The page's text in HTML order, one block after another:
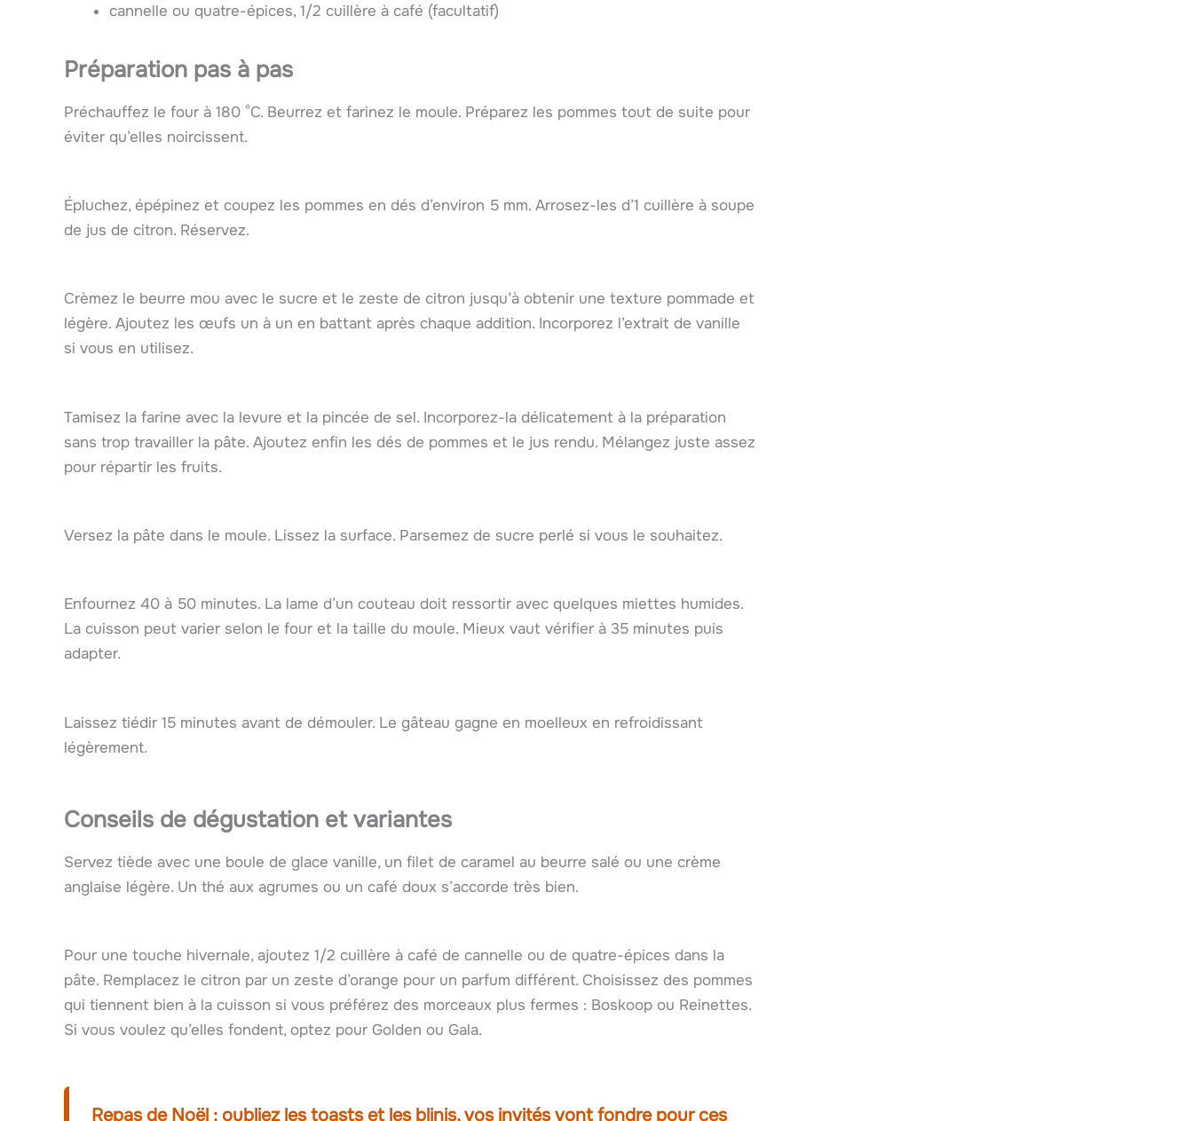
cannelle ou quatre-épices, 1/2 cuillère à café (facultatif)
Préparation pas à pas
Préchauffez le four à 180 °C. Beurrez et farinez le moule. Préparez les pommes tout de suite pour
éviter qu’elles noircissent.
Épluchez, épépinez et coupez les pommes en dés d’environ 5 mm. Arrosez-les d’1 cuillère à soupe
de jus de citron. Réservez.
Crèmez le beurre mou avec le sucre et le zeste de citron jusqu’à obtenir une texture pommade et
légère. Ajoutez les œufs un à un en battant après chaque addition. Incorporez l’extrait de vanille
si vous en utilisez.
Tamisez la farine avec la levure et la pincée de sel. Incorporez-la délicatement à la préparation
sans trop travailler la pâte. Ajoutez enfin les dés de pommes et le jus rendu. Mélangez juste assez
pour répartir les fruits.
Versez la pâte dans le moule. Lissez la surface. Parsemez de sucre perlé si vous le souhaitez.
Enfournez 40 à 50 minutes. La lame d’un couteau doit ressortir avec quelques miettes humides.
La cuisson peut varier selon le four et la taille du moule. Mieux vaut vérifier à 35 minutes puis
adapter.
Laissez tiédir 15 minutes avant de démouler. Le gâteau gagne en moelleux en refroidissant
légèrement.
Conseils de dégustation et variantes
Servez tiède avec une boule de glace vanille, un filet de caramel au beurre salé ou une crème
anglaise légère. Un thé aux agrumes ou un café doux s’accorde très bien.
Pour une touche hivernale, ajoutez 1/2 cuillère à café de cannelle ou de quatre-épices dans la
pâte. Remplacez le citron par un zeste d’orange pour un parfum différent. Choisissez des pommes
qui tiennent bien à la cuisson si vous préférez des morceaux plus fermes : Boskoop ou Reinettes.
Si vous voulez qu’elles fondent, optez pour Golden ou Gala.
Repas de Noël : oubliez les toasts et les blinis, vos invités vont fondre pour ces